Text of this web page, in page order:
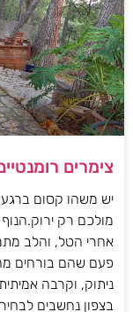
צימרים
יש משהו קסום ברגע
מולכם רק
אחרי הטל, והלב
פעם שהם בורחים
ניתוק, וקרבה
בצפון נחשבים